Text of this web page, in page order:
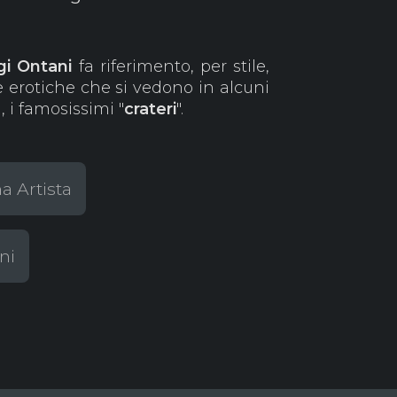
Ontani fa riferimento, per stile,
che si vedono in alcuni
i famosissimi "crateri".
Artista